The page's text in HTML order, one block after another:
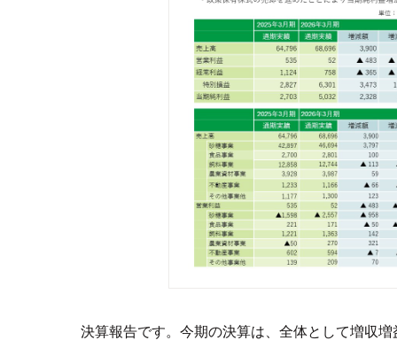
決算報告です。今期の決算は、全体として増収